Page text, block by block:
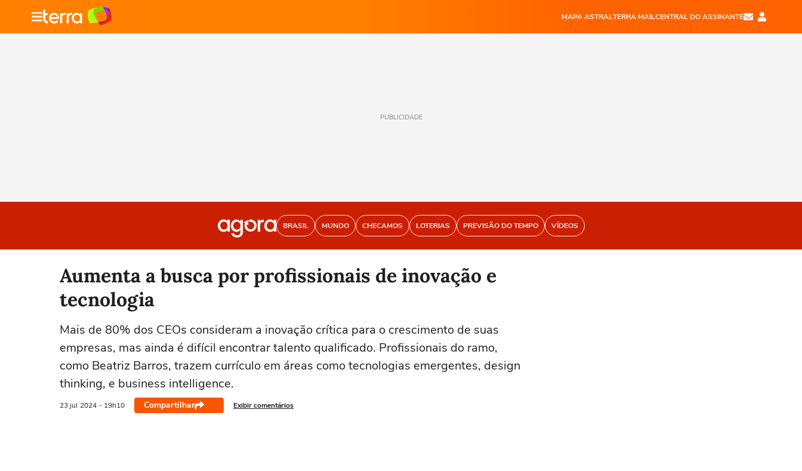
MAPA ASTRALTERRA MAILCENTRAL DO ASSINANTE
PUBLICIDADE
BRASIL MUNDO CHECAMOS LOTERIAS PREVISÃO DO TEMPO VÍDEOS
Aumenta a busca por profissionais de inovação e
tecnologia
Mais de 80% dos CEOs consideram a inovação crítica para o crescimento de suas
empresas, mas ainda é difícil encontrar talento qualificado. Profissionais do ramo,
como Beatriz Barros, trazem currículo em áreas como tecnologias emergentes, design
thinking, e business intelligence.
23 jul 2024 - 19h10 Compartilhar Exibir comentários